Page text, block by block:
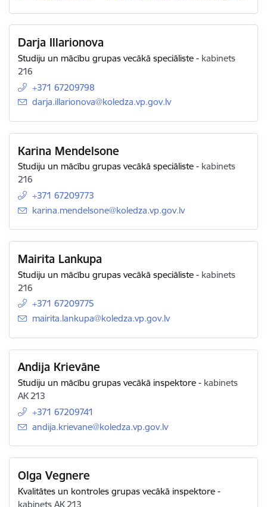
Darja Illarionova
Studiju un mācību grupas vecākā speciāliste - kabinets
216
+371 67209798
E-pasts:
darja.illarionova@koledza.vp.gov.lv
Karina Mendelsone
Studiju un mācību grupas vecākā speciāliste - kabinets
216
+371 67209773
E-pasts:
karina.mendelsone@koledza.vp.gov.lv
Mairita Lankupa
Studiju un mācību grupas vecākā speciāliste - kabinets
216
+371 67209775
E-pasts:
mairita.lankupa@koledza.vp.gov.lv
Andija Krievāne
Studiju un mācību grupas vecākā inspektore - kabinets
AK 213
+371 67209741
E-pasts:
andija.krievane@koledza.vp.gov.lv
Olga Vegnere
Kvalitātes un kontroles grupas vecākā inspektore -
kabinets AK 213